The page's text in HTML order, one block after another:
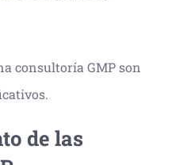
consultoría GMP son
de las